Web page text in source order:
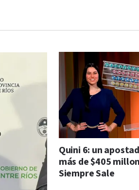
Quini 6: un
más de $405
Siempre Sale